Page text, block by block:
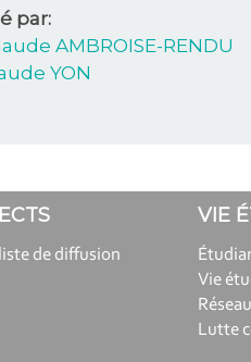
par:
AMBROISE-RENDU
YON
de diffusion
VIE
Vie
Lutte